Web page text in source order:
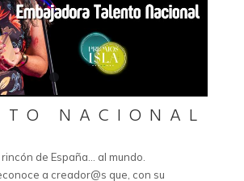
NACIONAL
de España… al mundo.
a creador@s que, con su